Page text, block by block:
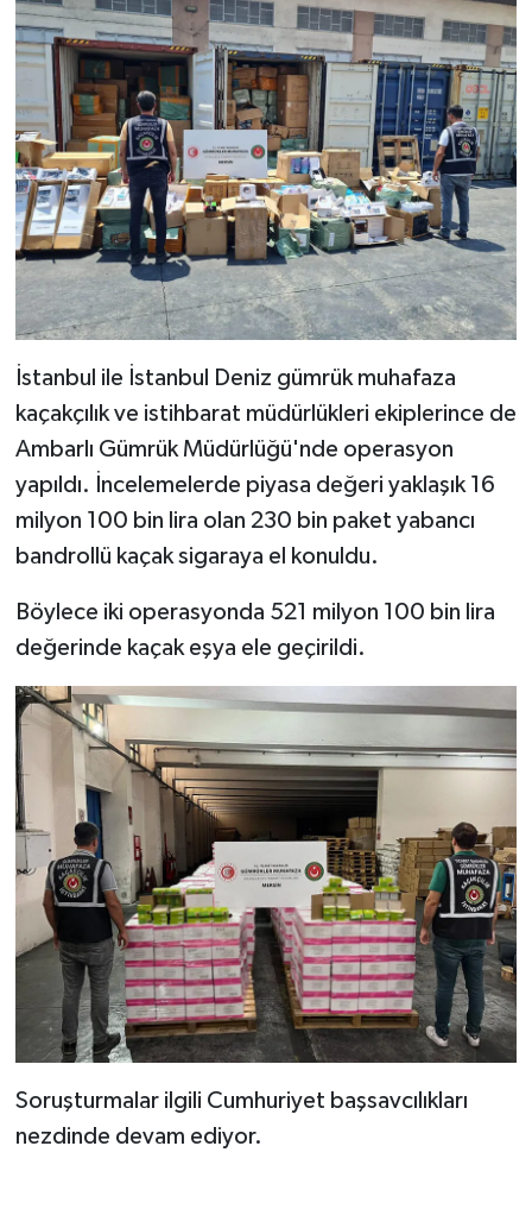
İstanbul ile İstanbul Deniz gümrük muhafaza
kaçakçılık ve istihbarat müdürlükleri ekiplerince de
Ambarlı Gümrük Müdürlüğü'nde operasyon
yapıldı. İncelemelerde piyasa değeri yaklaşık 16
milyon 100 bin lira olan 230 bin paket yabancı
bandrollü kaçak sigaraya el konuldu.
Böylece iki operasyonda 521 milyon 100 bin lira
değerinde kaçak eşya ele geçirildi.
Soruşturmalar ilgili Cumhuriyet başsavcılıkları
nezdinde devam ediyor.